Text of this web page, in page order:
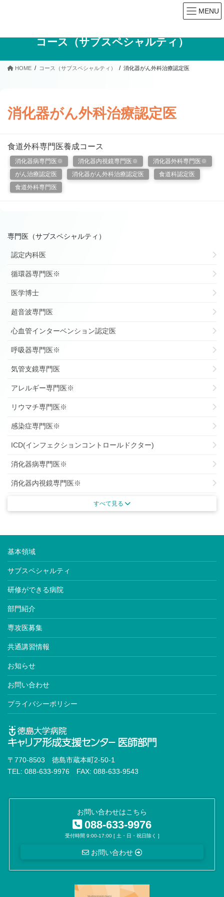
コース（サブスペシャルティ）
HOME コース（サブスペシャルティ） 消化器がん外科治療認定医
消化器がん外科治療認定医
食道外科専門医養成コース
消化器病専門医※ 消化器内視鏡専門医※
消化器外科専門医※
がん治療認定医
消化器がん外科治療認定医
食道科認定医
食道外科専門医
専門医（サブスペシャルティ）
認定内科医
循環器専門医※
医学博士
超音波専門医
心血管インターベンション認定医
呼吸器専門医※
気管支鏡専門医
アレルギー専門医※
リウマチ専門医※
感染症専門医※
ICD(インフェクションコントロールドクター)
消化器病専門医※
消化器内視鏡専門医※
臨床神経生理学会認定医
脳卒中専門医
認知症専門医
すべて見る
基本領域
サブスペシャルティ
研修ができる病院
部門紹介
専攻医募集
共通講習情報
お知らせ
お問い合わせ
プライバシーポリシー
〒770-8503 徳島市蔵本町2-50-1
TEL: 088-633-9976 FAX: 088-633-9543
お問い合わせはこちら
088-633-9976
受付時間 9:00-17:00 [ 土・日・祝日除く ]
お問い合わせ
MENU